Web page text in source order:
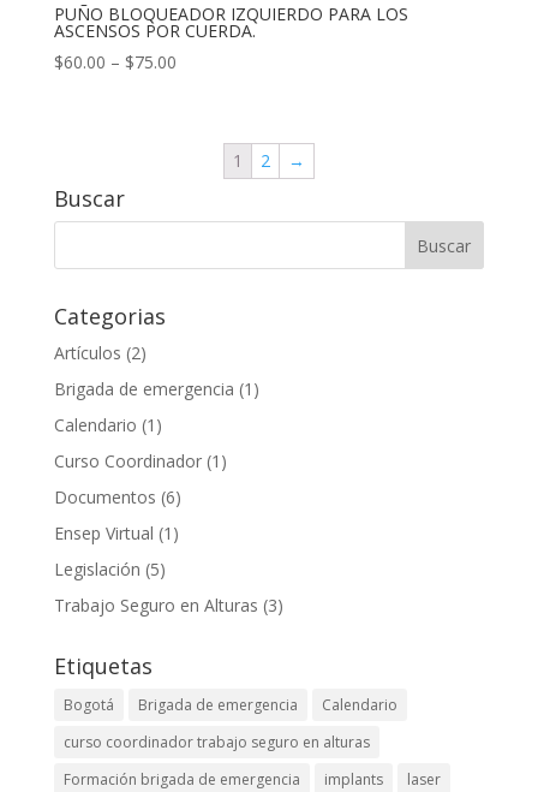
PUÑO BLOQUEADOR IZQUIERDO PARA LOS
ASCENSOS POR CUERDA.
$60.00 – $75.00
1 2 →
Buscar
Categorias
Artículos (2)
Brigada de emergencia (1)
Calendario (1)
Curso Coordinador(1)
Documentos (6)
Ensep Virtual (1)
Legislación (5)
Trabajo Seguro en Alturas (3)
Etiquetas
Bogotá Brigada de emergencia
Calendario
curso coordinador trabajo seguro en alturas
Formación brigada de emergencia
implants
laser